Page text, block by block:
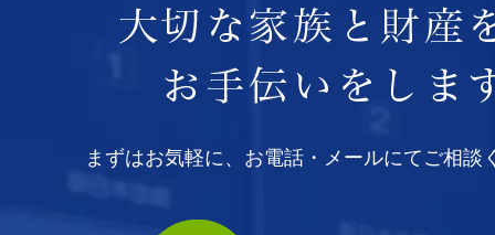
まずはお気軽に、お電話・メールにてご相談